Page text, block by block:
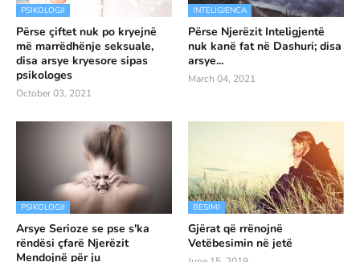
PSIKOLOGJI
Përse çiftet nuk po kryejnë
më marrëdhënje seksuale,
disa arsye kryesore sipas
psikologes
October 03, 2021
INTELIGJENCA
Përse Njerëzit Inteligjentë
nuk kanë fat në Dashuri; disa
arsye...
March 04, 2021
PSIKOLOGJI
Arsye Serioze se pse s'ka
rëndësi çfarë Njerëzit
Mendojnë për ju
BESIMI
Gjërat që rrënojnë
Vetëbesimin në jetë